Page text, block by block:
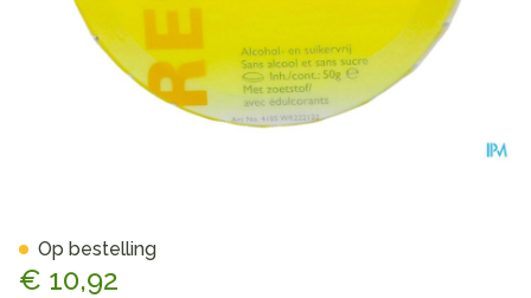
€ 10,92
Op bestelling